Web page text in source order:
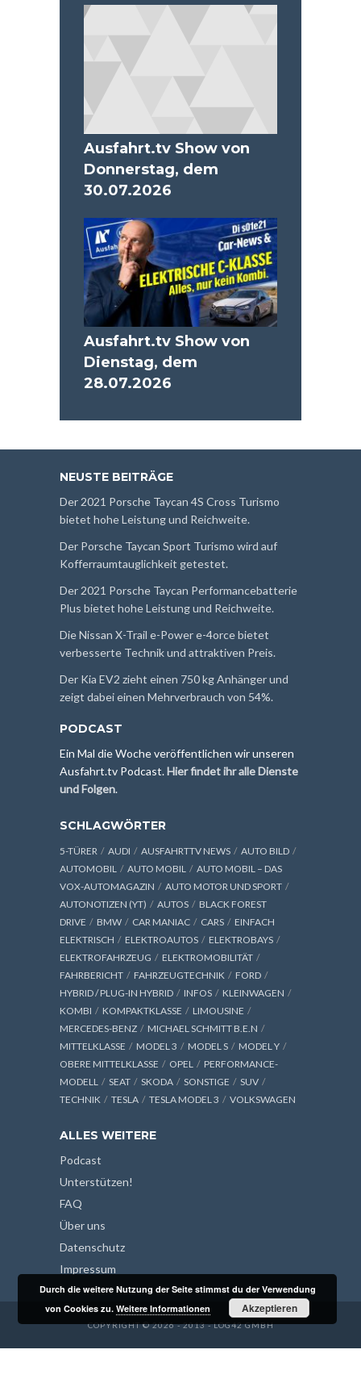
Ausfahrt.tv Show von
Donnerstag, dem
30.07.2026
Ausfahrt.tv Show von
Dienstag, dem
28.07.2026
NEUSTE BEITRÄGE
Der 2021 Porsche Taycan 4S Cross Turismo
bietet hohe Leistung und Reichweite.
Der Porsche Taycan Sport Turismo wird auf
Kofferraumtauglichkeit getestet.
Der 2021 Porsche Taycan Performancebatterie
Plus bietet hohe Leistung und Reichweite.
Die Nissan X-Trail e-Power e-4orce bietet
verbesserte Technik und attraktiven Preis.
Der Kia EV2 zieht einen 750 kg Anhänger und
zeigt dabei einen Mehrverbrauch von 54%.
PODCAST
Ein Mal die Woche veröffentlichen wir unseren
Ausfahrt.tv Podcast.Hier findet ihr alle Dienste
und Folgen.
SCHLAGWÖRTER
5-TÜRER AUDI AUSFAHRTTV NEWS
AUTO BILD
AUTOMOBIL
AUTO MOBIL
AUTO MOBIL – DAS
VOX-AUTOMAGAZIN
AUTO MOTOR UND SPORT
AUTONOTIZEN (YT)
AUTOS
BLACK FOREST
DRIVE
BMW CAR MANIAC CARS
EINFACH
ELEKTRISCH
ELEKTROAUTOS
ELEKTROBAYS
ELEKTROFAHRZEUG
ELEKTROMOBILITÄT
FAHRBERICHT
FAHRZEUGTECHNIK
FORD
HYBRID / PLUG-IN HYBRID
INFOS
KLEINWAGEN
KOMBI
KOMPAKTKLASSE
LIMOUSINE
MERCEDES-BENZ
MICHAEL SCHMITT B.E.N
MITTELKLASSE
MODEL 3 MODEL S
MODEL Y
OBERE MITTELKLASSE
OPEL
PERFORMANCE-
MODELL
SEAT SKODA SONSTIGE
SUV
TECHNIK
TESLA TESLA MODEL 3 VOLKSWAGEN
ALLES WEITERE
Podcast
Unterstützen!
FAQ
Über uns
Datenschutz
Impressum
COPYRIGHT © 2026 - 2013 - LOG42 GMBH
Durch die weitere Nutzung der Seite stimmst du der Verwendung
von Cookies zu.Weitere Informationen Akzeptieren